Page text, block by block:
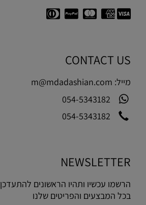
CONTACT US
מייל: m@mdadashian.com
054-5343182
054-5343182
NEWSLETTER
הרשמו עכשיו ותהיו הראשונים להתעדכן
בכל המבצעים והפריטים שלנו